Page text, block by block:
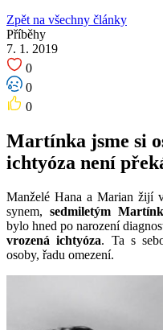
Zpět na všechny články
Příběhy
7. 1. 2019
0
0
0
Martínka jsme si
ichtyóza není
Manželé Hana a Marian žijí
synem, sedmiletým
bylo hned po narození
vrozená ichtyóza. Ta s
osoby, řadu omezení.